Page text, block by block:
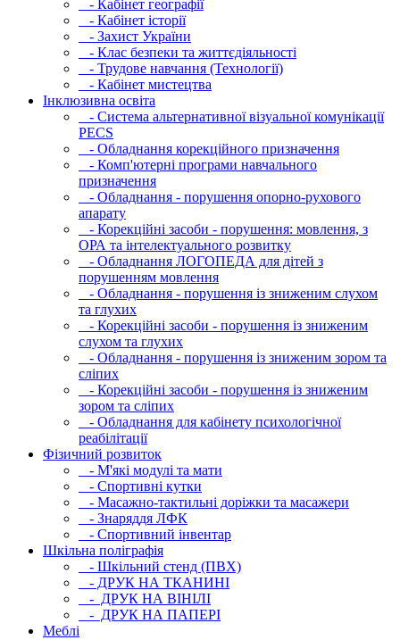
- Кабінет географії
- Кабінет історії
- Захист України
- Клас безпеки та життєдіяльності
- Трудове навчання (Технології)
- Кабінет мистецтва
Інклюзивна освіта
- Система альтернативної візуальної комунікації
PECS
- Обладнання корекційного призначення
- Комп'ютерні програми навчального
призначення
- Обладнання - порушення опорно-рухового
апарату
- Корекційні засоби - порушення: мовлення, з
ОРА та інтелектуального розвитку
- Обладнання ЛОГОПЕДА для дітей з
порушенням мовлення
- Обладнання - порушення із зниженим слухом
та глухих
- Корекційні засоби - порушення із зниженим
слухом та глухих
- Обладнання - порушення із зниженим зором та
сліпих
- Корекційні засоби - порушення із зниженим
зором та сліпих
- Обладнання для кабінету психологічної
реабілітації
Фізичний розвиток
- М'які модулi та мати
- Спортивні кутки
- Масажно-тактильні доріжки та масажери
- Знаряддя ЛФК
- Спортивний інвентар
Шкільна поліграфія
- Шкільний стенд (ПВХ)
- ДРУК НА ТКАНИНІ
- ДРУК НА ВІНІЛІ
- ДРУК НА ПАПЕРІ
Меблі